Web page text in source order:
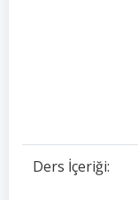
Ders İçeriği: